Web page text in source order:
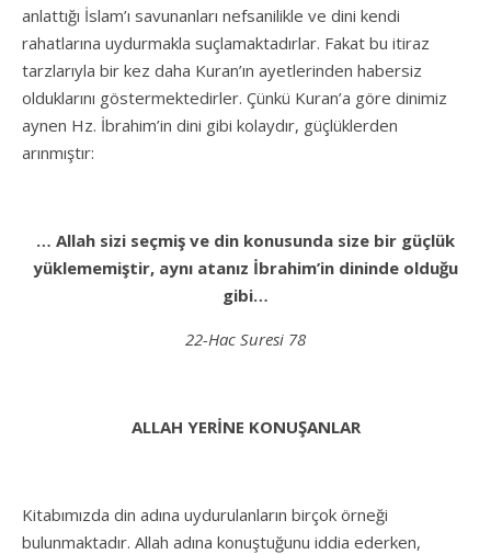
anlattığı İslam’ı savunanları nefsanilikle ve dini kendi
rahatlarına uydurmakla suçlamaktadırlar. Fakat bu itiraz
tarzlarıyla bir kez daha Kuran’ın ayetlerinden habersiz
olduklarını göstermektedirler. Çünkü Kuran’a göre dinimiz
aynen Hz. İbrahim’in dini gibi kolaydır, güçlüklerden
arınmıştır:
… Allah sizi seçmiş ve din konusunda size bir güçlük
yüklememiştir, aynı atanız İbrahim’in dininde olduğu
gibi…
22-Hac Suresi 78
ALLAH YERİNE KONUŞANLAR
Kitabımızda din adına uydurulanların birçok örneği
bulunmaktadır. Allah adına konuştuğunu iddia ederken,